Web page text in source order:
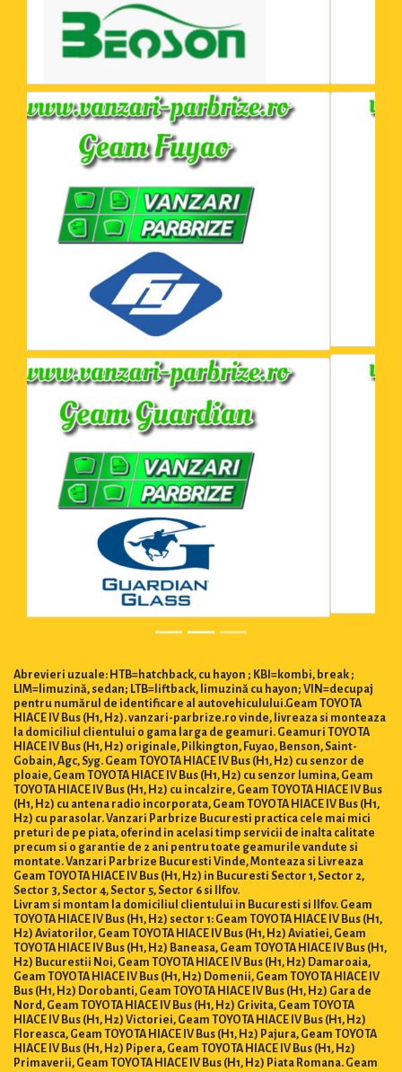
Abrevieri uzuale: HTB=hatchback, cu hayon ; KBI=kombi, break ;
LIM=limuzină, sedan; LTB=liftback, limuzină cu hayon; VIN=decupaj
pentru numărul de identificare al autovehiculului.Geam TOYOTA
HIACE IV Bus (H1, H2). vanzari-parbrize.ro vinde, livreaza si monteaza
la domiciliul clientului o gama larga de geamuri. Geamuri TOYOTA
HIACE IV Bus (H1, H2) originale, Pilkington, Fuyao, Benson, Saint-
Gobain, Agc, Syg. Geam TOYOTA HIACE IV Bus (H1, H2) cu senzor de
ploaie, Geam TOYOTA HIACE IV Bus (H1, H2) cu senzor lumina, Geam
TOYOTA HIACE IV Bus (H1, H2) cu incalzire, Geam TOYOTA HIACE IV Bus
(H1, H2) cu antena radio incorporata, Geam TOYOTA HIACE IV Bus (H1,
H2) cu parasolar. Vanzari Parbrize Bucuresti practica cele mai mici
preturi de pe piata, oferind in acelasi timp servicii de inalta calitate
precum si o garantie de 2 ani pentru toate geamurile vandute si
montate. Vanzari Parbrize Bucuresti Vinde, Monteaza si Livreaza
Geam TOYOTA HIACE IV Bus (H1, H2) in Bucuresti Sector 1, Sector 2,
Sector 3, Sector 4, Sector 5, Sector 6 si Ilfov.
Livram si montam la domiciliul clientului in Bucuresti si Ilfov. Geam
TOYOTA HIACE IV Bus (H1, H2) sector 1: Geam TOYOTA HIACE IV Bus (H1,
H2) Aviatorilor, Geam TOYOTA HIACE IV Bus (H1, H2) Aviatiei, Geam
TOYOTA HIACE IV Bus (H1, H2) Baneasa, Geam TOYOTA HIACE IV Bus (H1,
H2) Bucurestii Noi, Geam TOYOTA HIACE IV Bus (H1, H2) Damaroaia,
Geam TOYOTA HIACE IV Bus (H1, H2) Domenii, Geam TOYOTA HIACE IV
Bus (H1, H2) Dorobanti, Geam TOYOTA HIACE IV Bus (H1, H2) Gara de
Nord, Geam TOYOTA HIACE IV Bus (H1, H2) Grivita, Geam TOYOTA
HIACE IV Bus (H1, H2) Victoriei, Geam TOYOTA HIACE IV Bus (H1, H2)
Floreasca, Geam TOYOTA HIACE IV Bus (H1, H2) Pajura, Geam TOYOTA
HIACE IV Bus (H1, H2) Pipera, Geam TOYOTA HIACE IV Bus (H1, H2)
Primaverii, Geam TOYOTA HIACE IV Bus (H1, H2) Piata Romana. Geam